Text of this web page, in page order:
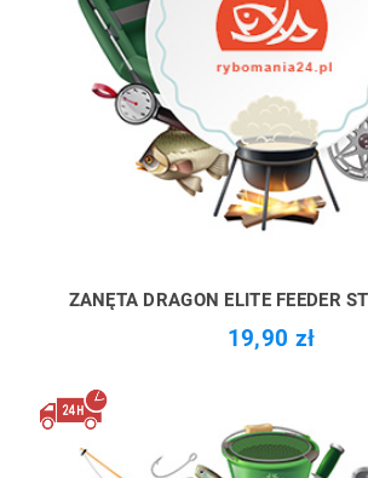
ZANĘTA DRAGON ELITE FEEDER
19,90 zł